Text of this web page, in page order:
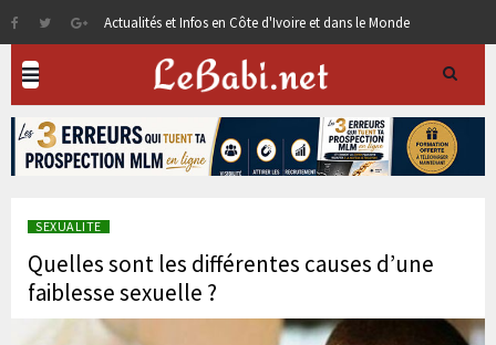
Actualités et Infos en Côte d'Ivoire et dans le Monde
SEXUALITE
Quelles sont les différentes causes d’une
faiblesse sexuelle ?